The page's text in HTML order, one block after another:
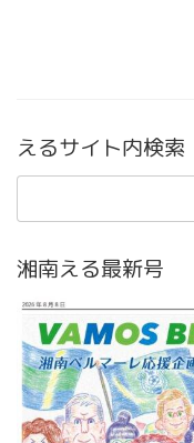
えるサイト内検索
検
湘南える最新号